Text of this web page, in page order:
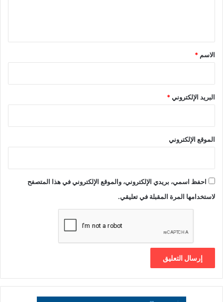
*
الاسم *
البريد الإلكتروني*
الموقع الإلكتروني
احفظ اسمي، بريدي الإلكتروني، والموقع الإلكتروني في هذا المتصفح
لاستخدامها المرة المقبلة في تعليقي.